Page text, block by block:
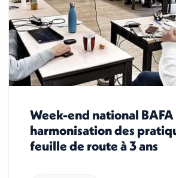
Week-end national BAFA
harmonisation des
feuille de route à 3 ans